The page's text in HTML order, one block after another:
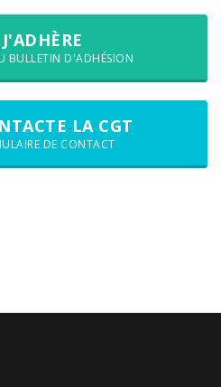
J'ADHÈRE
BULLETIN D'ADHÉSION
LA CGT
DE CONTACT